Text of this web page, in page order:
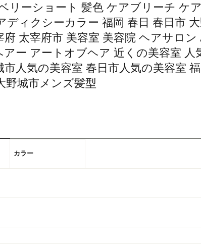
リーショート 髪色 ケアブリーチ ケ
ディクシーカラー 福岡 春日 春日市
府 太宰府市 美容室 美容院 ヘアサロン
アー アートオブヘア 近くの美容室 人
市人気の美容室 春日市人気の美容室
野城市メンズ髪型
カラー